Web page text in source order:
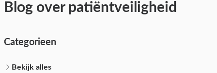
Kenniscentrum
Gratis online demo
Blog over patiëntveiligheid
Categorieen
Bekijk alles